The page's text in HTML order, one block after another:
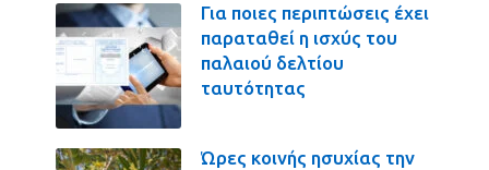
Για ποιες περιπτώσεις έχει
παραταθεί η ισχύς του
παλαιού δελτίου
ταυτότητας
Ώρες κοινής ησυχίας την